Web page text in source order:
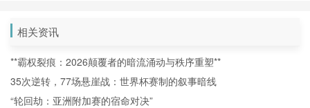
相关资讯
**霸权裂痕：2026颠覆者的暗流涌动与秩序重塑**
35次逆转，77场悬崖战：世界杯赛制的叙事暗线
“轮回劫：亚洲附加赛的宿命对决”